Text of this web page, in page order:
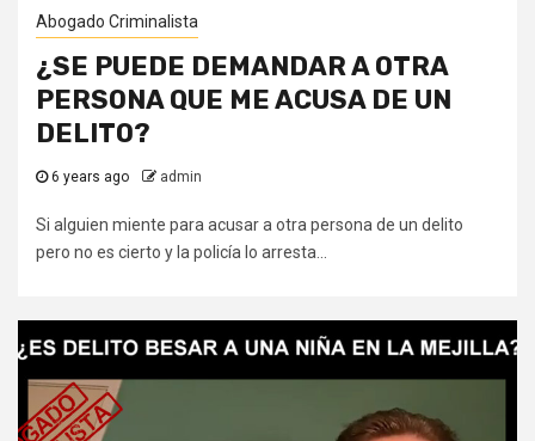
Abogado Criminalista
¿SE PUEDE DEMANDAR A OTRA
PERSONA QUE ME ACUSA DE UN
DELITO?
6 years ago admin
Si alguien miente para acusar a otra persona de un delito
pero no es cierto y la policía lo arresta...